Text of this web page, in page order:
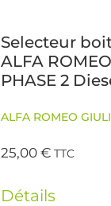
Selecteur
ALFA
PHASE 2
ALFA ROMEO
25,00€ TTC
Détails